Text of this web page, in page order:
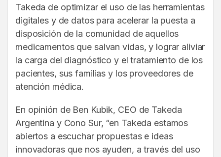
Takeda de optimizar el uso de las herramientas
digitales y de datos para acelerar la puesta a
disposición de la comunidad de aquellos
medicamentos que salvan vidas, y lograr aliviar
la carga del diagnóstico y el tratamiento de los
pacientes, sus familias y los proveedores de
atención médica.
En opinión de Ben Kubik, CEO de Takeda
Argentina y Cono Sur, “en Takeda estamos
abiertos a escuchar propuestas e ideas
innovadoras que nos ayuden, a través del uso